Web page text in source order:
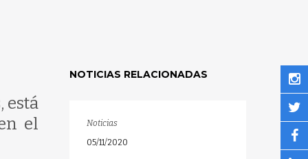
está
el
NOTICIAS RELACIONADAS
Noticias
05/11/2020